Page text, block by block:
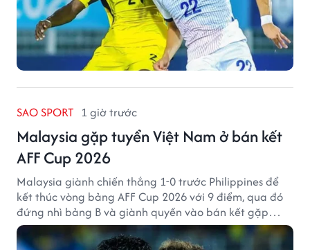
SAO SPORT 1 giờ trước
Malaysia gặp tuyển Việt Nam ở bán kết
AFF Cup 2026
Malaysia giành chiến thắng 1-0 trước Philippines để
kết thúc vòng bảng AFF Cup 2026 với 9 điểm, qua đó
đứng nhì bảng B và giành quyền vào bán kết gặp
tuyển Việt Nam.